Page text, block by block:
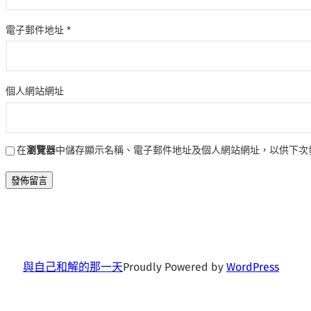
電子郵件地址 *
個人網站網址
在瀏覽器中儲存顯示名稱、電子郵件地址及個人網站網址，以供下次
與自己和解的那一天Proudly Powered by WordPress